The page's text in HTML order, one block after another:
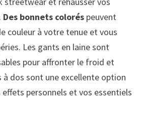
Des bonnets coloréspeuvent
couleur à votre tenue et vous
Les gants en laine sont
pour affronter le froid et
à dos sont une excellente option
personnels et vos essentiels